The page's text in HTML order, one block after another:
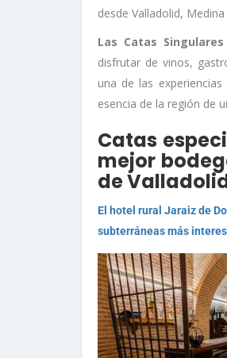
desde Valladolid,
Las Catas
disfrutar de vinos,
una de las
esencia de la región de
Catas
mejor
de
El hotel rural Jaraiz de
subterráneas más